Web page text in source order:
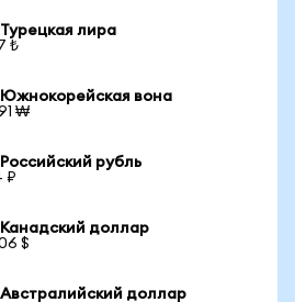
лира
₺
Южнокорейская вона
₩
рубль
₽
Канадский доллар
$
Австралийский доллар